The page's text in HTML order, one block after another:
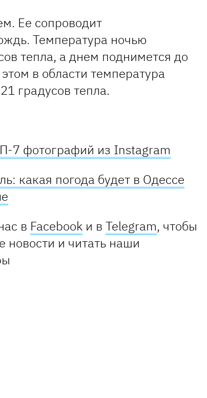
Ее сопроводит
Температура ночью
тепла, а днем поднимется до
в области температура
градусов тепла.
7 фотографий из Instagram
какая погода будет в Одессе
в Facebook и в Telegram, чтобы
новости и читать наши